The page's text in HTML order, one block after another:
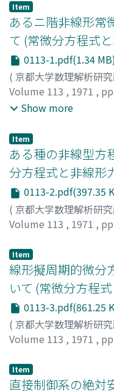
Item
あるニ階非線形常
て (常微分方程式
0113-1.pdf(1.34
( 京都大学数理解析研
Volume 113 , 1971 ,
林, 千博; 上田, 睆亮
ウエダ, ヨシスケ
Show more
Item
ある種の非線型方
分方程式と非線形
0113-2.pdf(397.35
( 京都大学数理解析研
Volume 113 , 1971 ,
Item
線形擬周期的微分
いて (常微分方程
0113-3.pdf(861.25
( 京都大学数理解析研
Volume 113 , 1971 ,
Item
直接制御系の絶対